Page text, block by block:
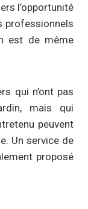
l’opportunité
professionnels
est de même
qui n’ont pas
mais qui
peuvent
Un service de
proposé